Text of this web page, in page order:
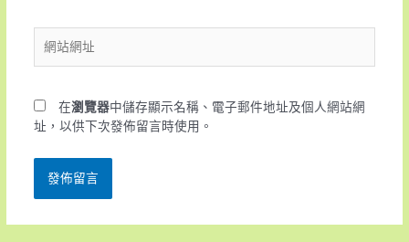
在瀏覽器中儲存顯示名稱、電子郵件地址及個人網站網
址，以供下次發佈留言時使用。